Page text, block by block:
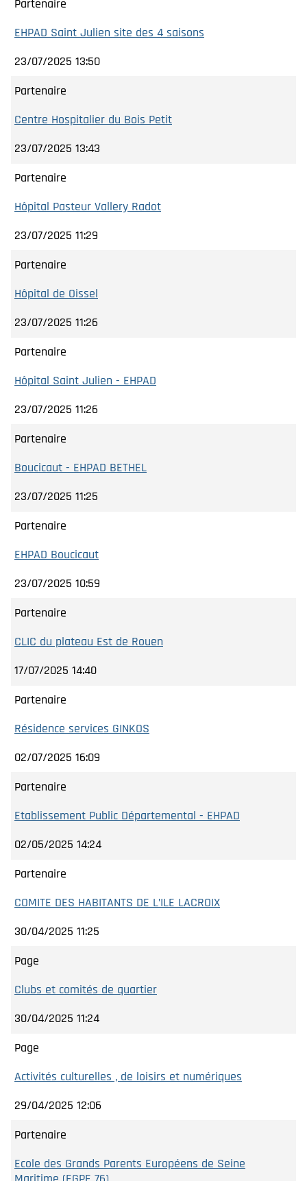
Partenaire
EHPAD Saint Julien site des 4 saisons
23/07/2025 13:50
Partenaire
Centre Hospitalier du Bois Petit
23/07/2025 13:43
Partenaire
Hôpital Pasteur Vallery Radot
23/07/2025 11:29
Partenaire
Hôpital de Oissel
23/07/2025 11:26
Partenaire
Hôpital Saint Julien - EHPAD
23/07/2025 11:26
Partenaire
Boucicaut - EHPAD BETHEL
23/07/2025 11:25
Partenaire
EHPAD Boucicaut
23/07/2025 10:59
Partenaire
CLIC du plateau Est de Rouen
17/07/2025 14:40
Partenaire
Résidence services GINKOS
02/07/2025 16:09
Partenaire
Etablissement Public Départemental - EHPAD
02/05/2025 14:24
Partenaire
COMITE DES HABITANTS DE L’ILE LACROIX
30/04/2025 11:25
Page
Clubs et comités de quartier
30/04/2025 11:24
Page
Activités culturelles , de loisirs et numériques
29/04/2025 12:06
Partenaire
Ecole des Grands Parents Européens de Seine